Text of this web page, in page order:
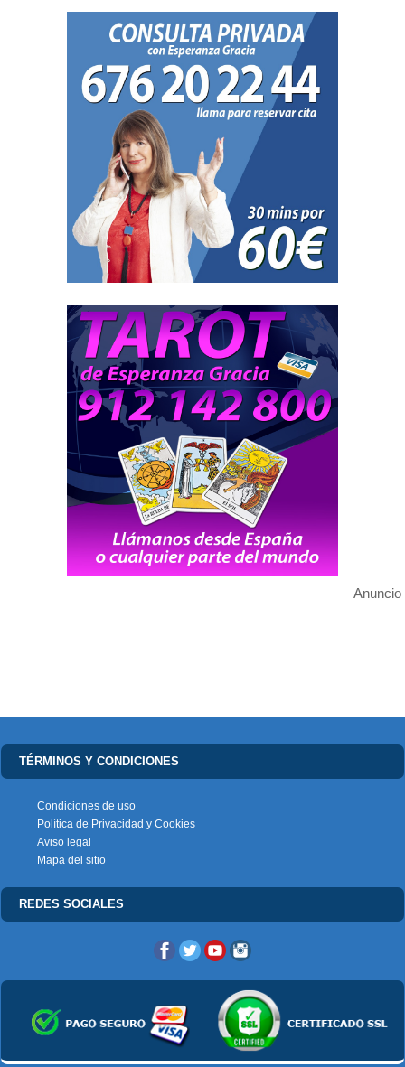
Anuncio
TÉRMINOS Y CONDICIONES
Condiciones de uso
Política de Privacidad y Cookies
Aviso legal
Mapa del sitio
REDES SOCIALES